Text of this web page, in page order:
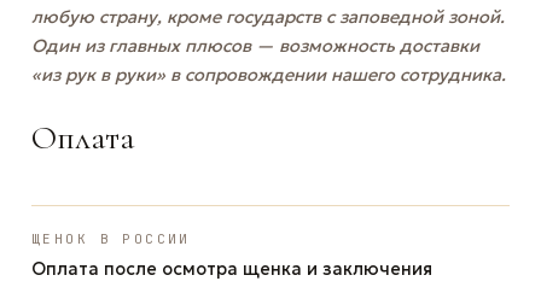
любую страну, кроме государств с заповедной зоной.
Один из главных плюсов — возможность доставки
«из рук в руки» в сопровождении нашего сотрудника.
Оплата
ЩЕНОК В РОССИИ
Оплата после осмотра щенка и заключения